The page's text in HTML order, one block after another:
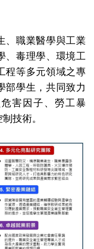
、職業醫學與工業
、毒理學、環境工
程等多元領域之專
部學生，共同致力
害因子、勞工暴
技術。